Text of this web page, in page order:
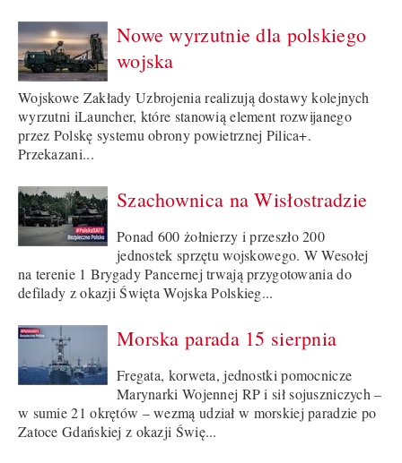
Nowe wyrzutnie dla polskiego
wojska
Wojskowe Zakłady Uzbrojenia realizują dostawy kolejnych
wyrzutni iLauncher, które stanowią element rozwijanego
przez Polskę systemu obrony powietrznej Pilica+.
Przekazani...
Szachownica na Wisłostradzie
Ponad 600 żołnierzy i przeszło 200
jednostek sprzętu wojskowego. W Wesołej
na terenie 1 Brygady Pancernej trwają przygotowania do
defilady z okazji Święta Wojska Polskieg...
Morska parada 15 sierpnia
Fregata, korweta, jednostki pomocnicze
Marynarki Wojennej RP i sił sojuszniczych –
w sumie 21 okrętów – wezmą udział w morskiej paradzie po
Zatoce Gdańskiej z okazji Świę...